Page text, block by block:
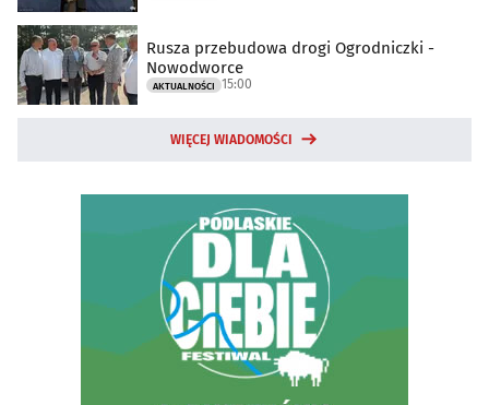
Rusza przebudowa drogi Ogrodniczki -
Nowodworce
AKTUALNOŚCI 15:00
WIĘCEJ WIADOMOŚCI